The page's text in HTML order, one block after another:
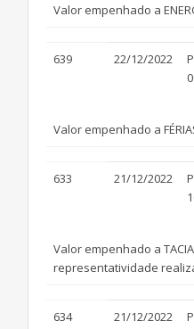
Valor empenhado a
639 22/12/2022
Valor empenhado a
633 21/12/2022
Valor empenhado a
representatividade
634 21/12/2022